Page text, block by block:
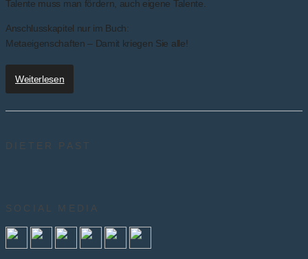
Talente muss man fördern, auch eigene Talente.
Anschlusskapitel nur im Buch:
Metaeigenschaften – Damit kriegen Sie alle!
Weiterlesen
DIETER PAST
SOCIAL MEDIA